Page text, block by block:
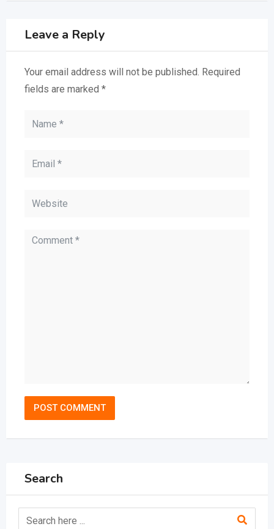
Leave a Reply
Your email address will not be published. Required
fields are marked *
Search